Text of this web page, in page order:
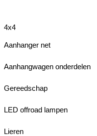
4x4
Aanhanger net
Aanhangwagen onderdelen
Gereedschap
LED offroad lampen
Lieren